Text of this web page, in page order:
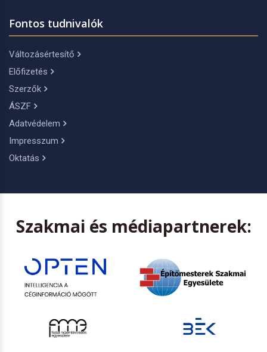
Fontos tudnivalók
Változásértesítő
Előfizetés
Szerzők
ÁSZF
Adatvédelem
Impresszum
Oktatás
Szakmai és médiapartnerek: